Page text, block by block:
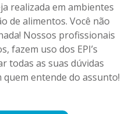
realizada em ambientes
de alimentos. Você não
Nossos profissionais
fazem uso dos EPI’s
todas as suas dúvidas
entende do assunto!